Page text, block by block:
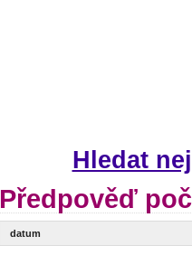
Hledat
Předpověď
datum